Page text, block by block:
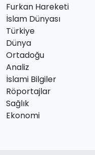
Furkan Hareketi
İslam Dünyası
Türkiye
Dünya
Ortadoğu
Analiz
İslami Bilgiler
Röportajlar
Sağlık
Ekonomi